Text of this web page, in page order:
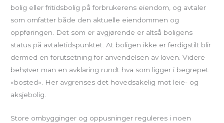
bolig eller fritidsbolig på forbrukerens eiendom, og avtaler
som omfatter både den aktuelle eiendommen og
oppføringen. Det som er avgjørende er altså boligens
status på avtaletidspunktet. At boligen ikke er ferdigstilt blir
dermed en forutsetning for anvendelsen av loven. Videre
behøver man en avklaring rundt hva som ligger i begrepet
«bosted». Her avgrenses det hovedsakelig mot leie- og
aksjebolig.
Store ombygginger og oppusninger reguleres i noen